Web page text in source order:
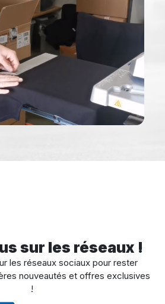
sur les réseaux !
les réseaux sociaux pour rester
nouveautés et offres exclusives
!